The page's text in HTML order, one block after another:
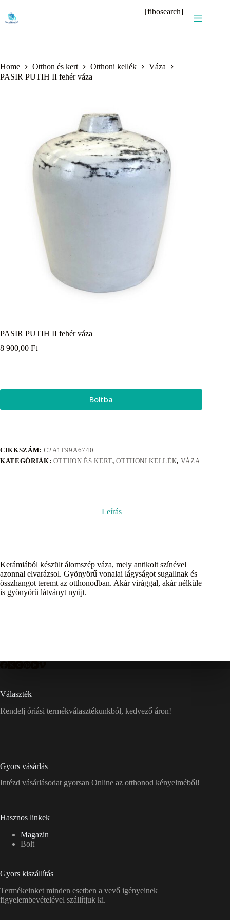
content
[fibosearch]
Home Otthon és kert Otthoni kellék
Váza
PASIR PUTIH II fehér váza
PASIR PUTIH II fehér váza
8 900,00 Ft
Boltba
CIKKSZÁM: C2A1F99A6740
KATEGÓRIÁK: OTTHON ÉS KERT,OTTHONI KELLÉK, VÁZA
Leírás
Kerámiából készült álomszép váza, mely antikolt színével
azonnal elvarázsol. Gyönyörű vonalai lágyságot sugallnak és
összhangot teremt az otthonodban. Akár virággal, akár nélküle
is gyönyörű látványt nyújt.
Választék
Rendelj óriási termékválasztékunkból, kedvező áron!
Gyors vásárlás
Intézd vásárlásodat gyorsan Online az otthonod kényelméből!
Hasznos linkek
Magazin
Bolt
Gyors kiszállítás
Termékeinket minden esetben a vevő igényeinek
figyelembevételével szállítjuk ki.